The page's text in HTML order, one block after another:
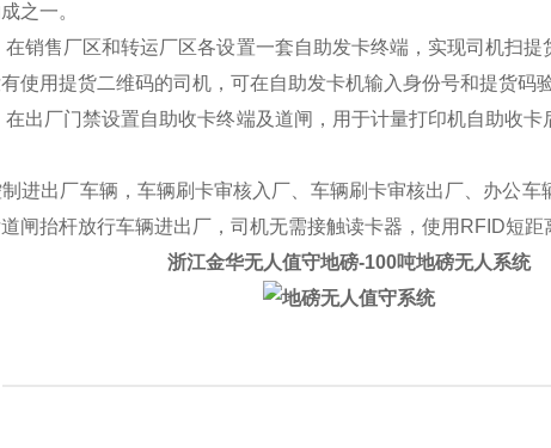
之一。
销售厂区和转运厂区各设置一套自助发卡终端，实现司机扫提
使用提货二维码的司机，可在自助发卡机输入身份号和提货码
出厂门禁设置自助收卡终端及道闸，用于计量打印机自助收卡
进出厂车辆，车辆刷卡审核入厂、车辆刷卡审核出厂、办公车
闸抬杆放行车辆进出厂，司机无需接触读卡器，使用RFID短距
浙江金华无人值守地磅-100吨地磅无人系统